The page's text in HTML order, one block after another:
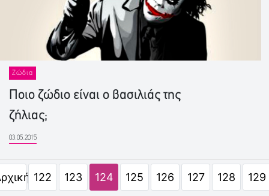
Ζώδια
Ποιο ζώδιο είναι ο βασιλιάς της
ζήλιας;
03.05.2015
122 123 124 125 126 127 128 129